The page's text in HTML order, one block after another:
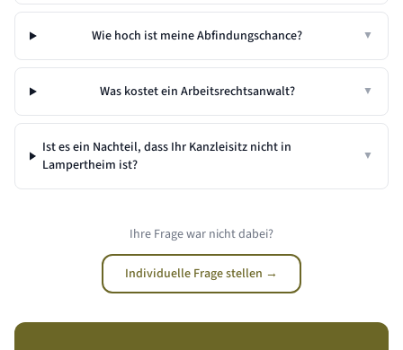
Wie hoch ist meine Abfindungschance? ▼
Was kostet ein Arbeitsrechtsanwalt? ▼
Ist es ein Nachteil, dass Ihr Kanzleisitz nicht in
Lampertheim ist?
▼
Ihre Frage war nicht dabei?
Individuelle Frage stellen →